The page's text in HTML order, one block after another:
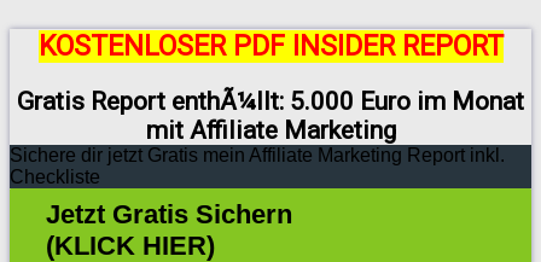
KOSTENLOSER PDF INSIDER REPORT
Gratis Report enthÃ¼llt: 5.000 Euro im Monat
mit Affiliate Marketing
Sichere dir jetzt Gratis mein Affiliate Marketing Report inkl.
Checkliste
Jetzt Gratis Sichern
(KLICK HIER)